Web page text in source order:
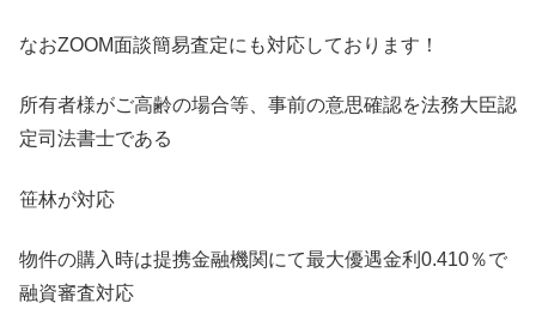
なおZOOM面談簡易査定にも対応しております！
所有者様がご高齢の場合等、事前の意思確認を法務大臣認
定司法書士である
笹林が対応
物件の購入時は提携金融機関にて最大優遇金利0.410％で
融資審査対応